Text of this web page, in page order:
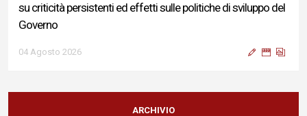
su criticità persistenti ed effetti sulle politiche di sviluppo del
Governo
04 Agosto 2026
Sigismondi, Liris e Testa: “Profondo cordoglio e vicinanza al
Ministro Roccella e alla sua famiglia”
ARCHIVIO